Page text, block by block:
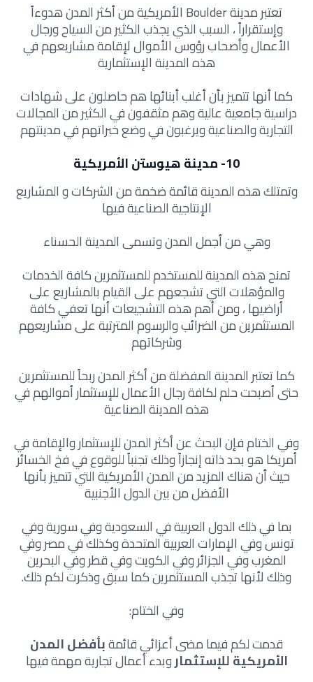
تعتبر مدينة Boulder الأمريكية من أكثر المدن هدوءاً
وإستقراراً ، السبب الذي يجذب الكثير من السياح ورجال
الأعمال وأصحاب رؤوس الأموال لإقامة مشاريعهم في
هذه المدينة الإستثمارية
كما أنها تتميز بأن أغلب أبنائها هم حاصلون على شهادات
دراسية جامعية عالية وهم مثقفون في الكثير من المجالات
التجارية والصناعية ويرغبون في وضع خبراتهم في مدينتهم
10- مدينة هيوستن الأمريكية
وتمتلك هذه المدينة قائمة ضخمة من الشركات و المشاريع
الإنتاجية الصناعية فيها
وهي من أجمل المدن وتسمى المدينة الحسناء
تمنح هذه المدينة للمستخدم للمستثمرين كافة الخدمات
والمؤهلات التي تشجعهم على القيام بالمشاريع على
أراضيها ، ومن أهم هذه التشجيعات أنها تعفي كافة
المستثمرين من الضرائب والرسوم المترتبة على مشاريعهم
وشركاتهم
كما تعتبر المدينة المفضلة من أكثر المدن ربحاً للمستثمرين
حتى أصبحت حلم لكافة رجال الأعمال للإستثمار أموالهم في
هذه المدينة الصناعية
وفي الختام فإن البحث عن أكثر المدن للإستثمار والإقامة في
أمريكا هو بحد ذاته إنجازاً وذلك تجنباً للوقوع في فخ الخسائر
حيث أن هناك المزيد من المدن الأمريكية التي تتميز بأنها
الأفضل من بين الدول الأجنبية
بما في ذلك الدول العربية في السعودية وفي سورية وفي
تونس وفي الإمارات العربية المتحدة وكذلك في مصر وفي
المغرب وفي الجزائر وفي الكويت وفي قطر وفي البحرين
وذلك لأنها تجذب المستثمرين كما سبق وذكرت لكم ذلك.
وفي الختام:
قدمت لكم فيما مضى أعزائي قائمةبأفضل المدن
الأمريكية للإستثماروبدء أعمال تجارية مهمة فيها